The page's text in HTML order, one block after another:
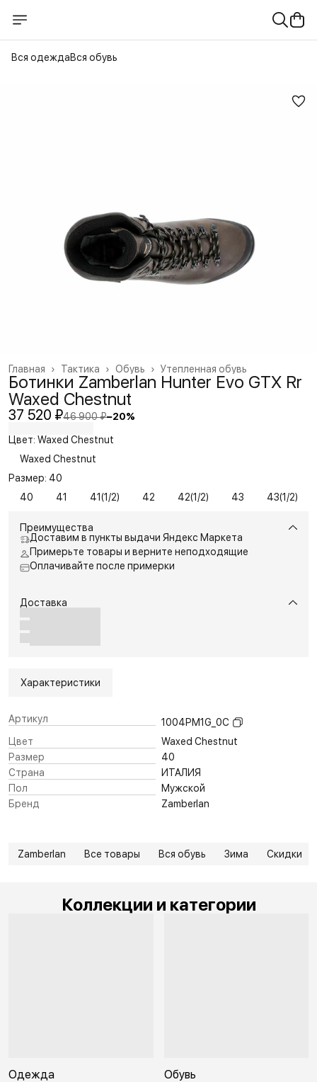
Вся одеждаВся обувь
Утепленная обувь
Обувь ›
Тактика ›
Главная ›
Ботинки Zamberlan Hunter Evo GTX Rr
Waxed Chestnut
37 520 ₽46 900 ₽−20%
Цвет: Waxed Chestnut
Waxed Chestnut
Размер: 40
40
41 41(1/2) 42 42(1/2) 43 43(1/2)
Преимущества
Доставим в пункты выдачи Яндекс Маркета
Примерьте товары и верните неподходящие
Оплачивайте после примерки
Доставка
Характеристики
Артикул
1004PM1G_0C
Цвет
Waxed Chestnut
Размер
40
Страна
ИТАЛИЯ
Пол
Мужской
Бренд
Zamberlan
Zamberlan Все товары Вся обувь Зима Скидки
Коллекции и категории
Одежда Обувь